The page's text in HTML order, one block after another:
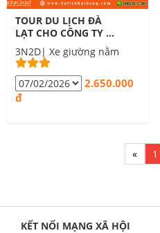
TOUR DU LỊCH ĐÀ
LẠT CHO CÔNG TY 3
NGÀY 2 ĐÊM
3N2D| Xe giường nằm
2.650.000
đ
« 1
KẾT NỐI MẠNG XÃ HỘI